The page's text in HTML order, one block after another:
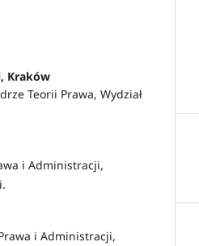
Kraków
Teorii Prawa, Wydział
i Administracji,
i Administracji,